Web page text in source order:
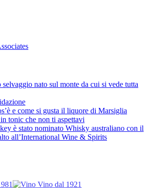
selvaggio nato sul monte da cui si vede tutta
e come si gusta il liquore di Marsiglia
tonic che non ti aspettavi
è stato nominato Whisky australiano con il
all’International Wine & Spirits